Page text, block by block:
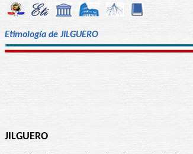
Etimología de JILGUERO
JILGUERO